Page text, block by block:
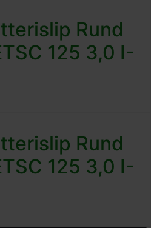
Rund
125 3,0 I-
Rund
125 3,0 I-